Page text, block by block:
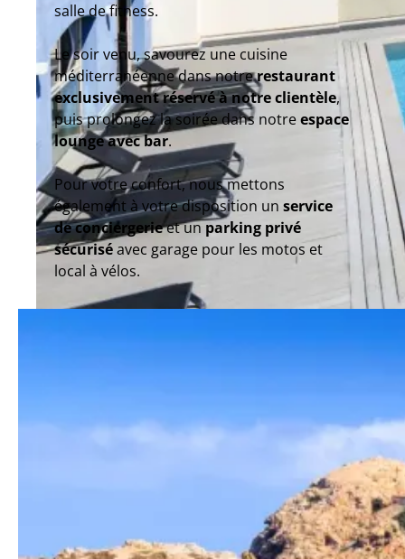
salle de fitness.
Le soir venu, savourez une cuisine
méditerranéenne dans notrerestaurant
exclusivement réservé à notre clientèle,
puis prolongez la soirée dans notreespace
lounge avec bar.
Pour votre confort, nous mettons
également à votre disposition un service
de conciergerieet unparking privé
sécuriséavec garage pour les motos et
local à vélos.